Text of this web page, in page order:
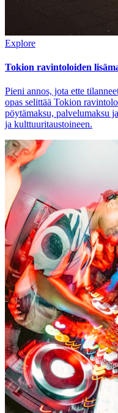
Explore
Tokion ravintoloiden
Pieni annos, jota ette
opas selittää Tokion
pöytämaksu, palvelumaksu
ja kulttuuritaustoineen.